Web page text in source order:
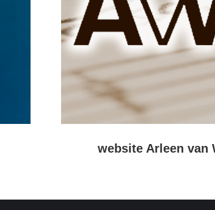
website Arleen van